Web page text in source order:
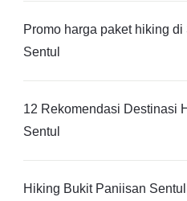
Promo harga paket hiking
Sentul
12 Rekomendasi Destinasi
Sentul
Hiking Bukit Paniisan